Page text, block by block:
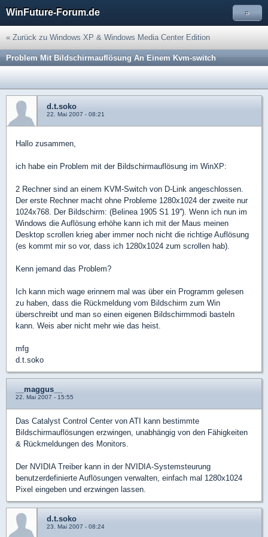
WinFuture-Forum.de »
« Zurück zu Windows XP & Windows Media Center Edition
Problem Mit Bildschirmauflösung An Einem Kvm-switch
d.t.soko
22. Mai 2007 - 08:21
Hallo zusammen,
ich habe ein Problem mit der Bildschirmauflösung im WinXP:
2 Rechner sind an einem KVM-Switch von D-Link angeschlossen.
Der erste Rechner macht ohne Probleme 1280x1024 der zweite nur
1024x768. Der Bildschirm: (Belinea 1905 S1 19''). Wenn ich nun im
Windows die Auflösung erhöhe kann ich mit der Maus meinen
Desktop scrollen krieg aber immer noch nicht die richtige Auflösung
(es kommt mir so vor, dass ich 1280x1024 zum scrollen hab).
Kenn jemand das Problem?
Ich kann mich wage erinnern mal was über ein Programm gelesen
zu haben, dass die Rückmeldung vom Bildschirm zum Win
überschreibt und man so einen eigenen Bildschirmmodi basteln
kann. Weis aber nicht mehr wie das heist.
mfg
d.t.soko
__maggus__
22. Mai 2007 - 15:55
Das Catalyst Control Center von ATI kann bestimmte
Bildschirmauflösungen erzwingen, unabhängig von den Fähigkeiten
& Rückmeldungen des Monitors.
Der NVIDIA Treiber kann in der NVIDIA-Systemsteurung
benutzerdefinierte Auflösungen verwalten, einfach mal 1280x1024
Pixel eingeben und erzwingen lassen.
d.t.soko
23. Mai 2007 - 08:24